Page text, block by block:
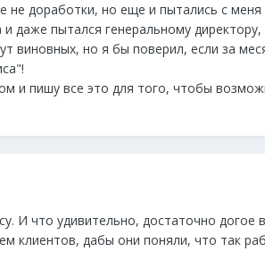
доработки, но еще и пытались с меня
даже пытался генеральному
виновных, но я бы поверил, если за
и пишу все это для того, чтобы
И что удивительно, достаточно
клиентов, дабы они поняли, что так